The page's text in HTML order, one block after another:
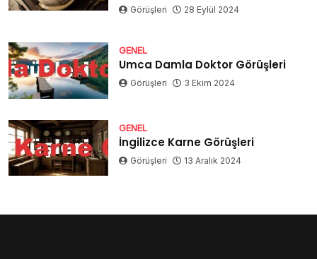
Görüşleri 28 Eylül 2024
GENEL
Umca Damla Doktor Görüşleri
Görüşleri 3 Ekim 2024
GENEL
İngilizce Karne Görüşleri
Görüşleri 13 Aralık 2024